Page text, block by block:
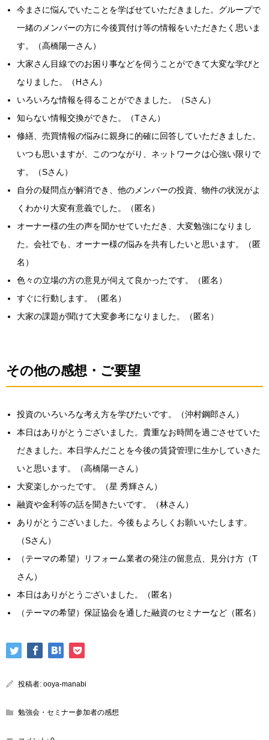
今まさに悩んでいたことを学ばせていただきました。グループで
一緒のメンバーの方に今後買付け等の情報をいただきたく思いま
す。（高橋陽一さん）
大家さん目線でのお困り事などを伺うことができて大変な学びと
なりました。（Hさん）
いろいろな情報を得ることができました。（Sさん）
知らない情報交換ができた。（Tさん）
修繕、売買情報の悩みに親身に的確に回答していただきました。
いつも思いますが、このつながり、ネットワークは心強い限りで
す。（Sさん）
自分の疑問点が解消でき、他のメンバーの投資、物件の状況がよ
くわかり大変有意義でした。（匿名）
オーナー様の生の声を聞かせていただき、大変勉強になりまし
た。会社でも、オーナー様の悩みを共有したいと思います。（匿
名）
色々の立場の方の意見が伺えて良かったです。（匿名）
すぐに行動します。（匿名）
大家の課題が聞けて大変参考になりました。（匿名）
その他の感想・ご要望
投資のいろいろな考え方を学びたいです。（沖村鋼郎さん）
本日はありがとうございました。貴重なお時間を過ごさせていた
だきました。本日学んだことを今後の賃貸管理に生かしていきた
いと思います。（高橋陽一さん）
大変楽しかったです。（星 秀輝さん）
融資や金利等の話を聞きたいです。（林さん）
ありがとうございました。今後もよろしくお願いいたします。
（Sさん）
（テーマの希望）リフォーム業者の発注の留意点、見分け方（T
さん）
本日はありがとうございました。（匿名）
（テーマの希望）保証協会を通した融資のセミナーなど（匿名）
投稿者: ooya-manabi
勉強会・セミナー参加者の感想